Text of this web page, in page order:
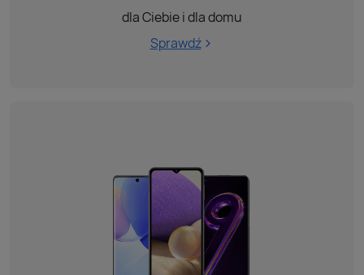
dla Ciebie i dla domu
Sprawdź